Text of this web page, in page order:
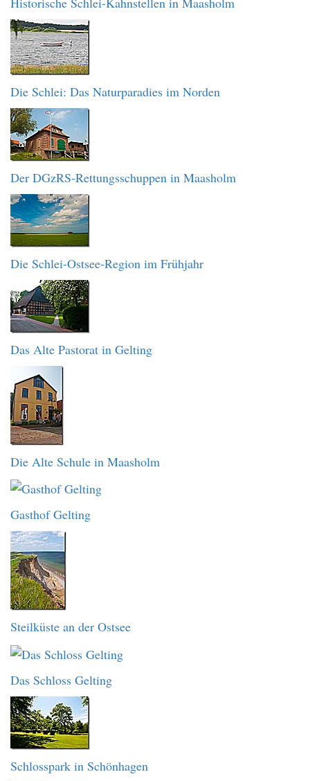
Die Schlei: Das Naturparadies im Norden
Der DGzRS-Rettungsschuppen in Maasholm
Die Schlei-Ostsee-Region im Frühjahr
Das Alte Pastorat in Gelting
Die Alte Schule in Maasholm
Gasthof Gelting
Steilküste an der Ostsee
Das Schloss Gelting
Schlosspark in Schönhagen